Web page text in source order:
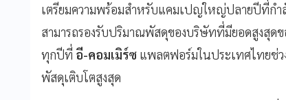
เตรียมความพร้อมสำหรับแคมเปญใหญ่ปลายปีที่กำ
สามารถรองรับปริมาณพัสดุของบริษัทที่มียอดสูงสุด
ทุกปีที่ อี-คอมเมิร์ซ แพลตฟอร์มในประเทศไทยช่ว
พัสดุเติบโตสูงสุด